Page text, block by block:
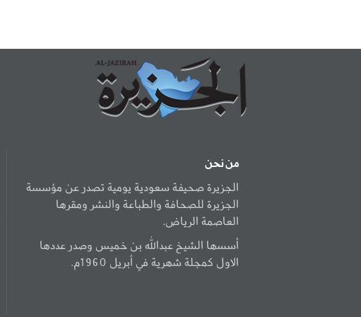
من نحن
الجزيرة صحيفة سعودية يومية تصدر عن مؤسسة
الجزيرة للصحافة والطباعة والنشر ومقرها
العاصمة الرياض.
أسسها الشيخ عبدالله بن خميس وصدر عددها
الاول كمجلة شهرية في أبريل 1960م.